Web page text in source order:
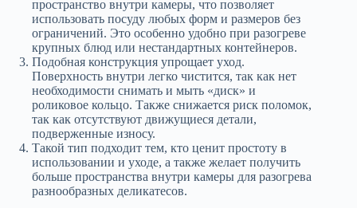
пространство внутри камеры, что позволяет
использовать посуду любых форм и размеров без
ограничений. Это особенно удобно при разогреве
крупных блюд или нестандартных контейнеров.
Подобная конструкция упрощает уход.
Поверхность внутри легко чистится, так как нет
необходимости снимать и мыть «диск» и
роликовое кольцо. Также снижается риск поломок,
так как отсутствуют движущиеся детали,
подверженные износу.
Такой тип подходит тем, кто ценит простоту в
использовании и уходе, а также желает получить
больше пространства внутри камеры для разогрева
разнообразных деликатесов.